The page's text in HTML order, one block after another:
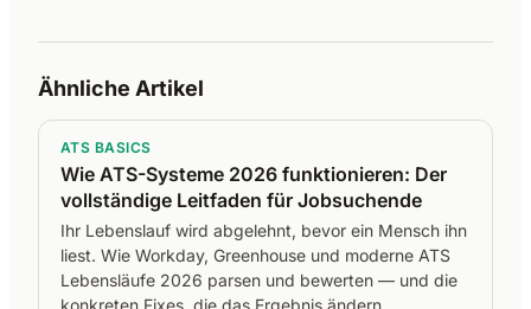
Ähnliche Artikel
ATS BASICS
Wie ATS-Systeme 2026 funktionieren: Der
vollständige Leitfaden für Jobsuchende
Ihr Lebenslauf wird abgelehnt, bevor ein Mensch ihn
liest. Wie Workday, Greenhouse und moderne ATS
Lebensläufe 2026 parsen und bewerten — und die
konkreten Fixes, die das Ergebnis ändern.